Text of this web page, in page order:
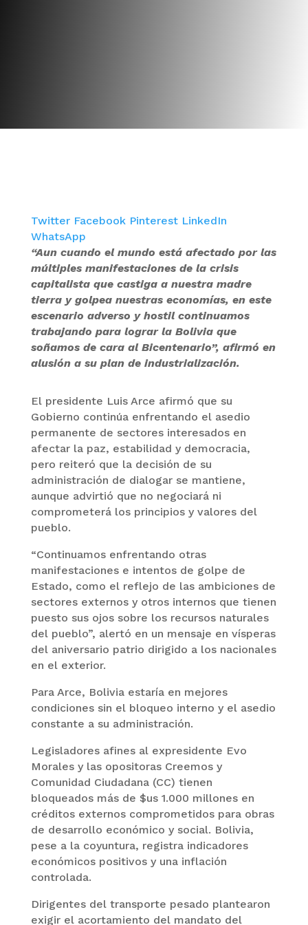
Twitter Facebook Pinterest LinkedIn
WhatsApp
“Aun cuando el mundo está afectado por las
múltiples manifestaciones de la crisis
capitalista que castiga a nuestra madre
tierra y golpea nuestras economías, en este
escenario adverso y hostil continuamos
trabajando para lograr la Bolivia que
soñamos de cara al Bicentenario”, afirmó en
alusión a su plan de industrialización.
El presidente Luis Arce afirmó que su
Gobierno continúa enfrentando el asedio
permanente de sectores interesados en
afectar la paz, estabilidad y democracia,
pero reiteró que la decisión de su
administración de dialogar se mantiene,
aunque advirtió que no negociará ni
comprometerá los principios y valores del
pueblo.
“Continuamos enfrentando otras
manifestaciones e intentos de golpe de
Estado, como el reflejo de las ambiciones de
sectores externos y otros internos que tienen
puesto sus ojos sobre los recursos naturales
del pueblo”, alertó en un mensaje en vísperas
del aniversario patrio dirigido a los nacionales
en el exterior.
Para Arce, Bolivia estaría en mejores
condiciones sin el bloqueo interno y el asedio
constante a su administración.
Legisladores afines al expresidente Evo
Morales y las opositoras Creemos y
Comunidad Ciudadana (CC) tienen
bloqueados más de $us 1.000 millones en
créditos externos comprometidos para obras
de desarrollo económico y social. Bolivia,
pese a la coyuntura, registra indicadores
económicos positivos y una inflación
controlada.
Dirigentes del transporte pesado plantearon
exigir el acortamiento del mandato del